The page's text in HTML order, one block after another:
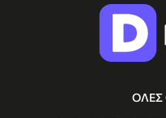
ΟΛΕΣ